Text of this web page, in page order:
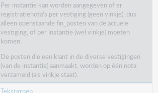
Per instantie kan worden aangegeven of er
registratienota's per vestiging (geen vinkje), dus
alleen openstaande fin_posten van de actuele
vestiging, of per instantie (wel vinkje) moeten
komen.
De posten die een klant in de diverse vestigingen
(van de instantie) aanmaakt, worden op één nota
verzameld (als vinkje staat).
Tekstgroep